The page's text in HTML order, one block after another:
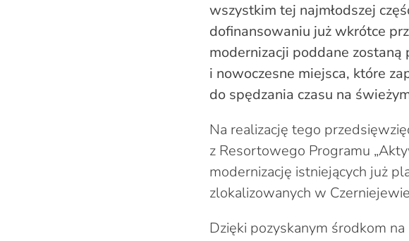
wszystkim tej najmłodszej
dofinansowaniu już wkrótce
modernizacji poddane
i nowoczesne miejsca, które
do spędzania czasu na
Na realizację tego
z Resortowego Programu
modernizację istniejących już
zlokalizowanych w
Dzięki pozyskanym środkom